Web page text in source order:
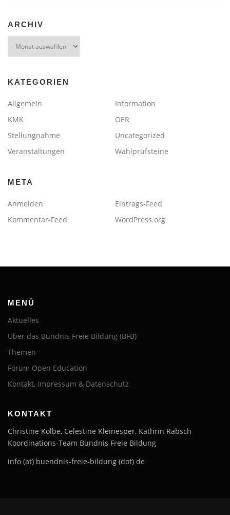
ARCHIV
KATEGORIEN
Allgemein
Information
KMK
OER
Stellungnahme
Uncategorized
Veranstaltungen
Wahlprüfsteine
META
Anmelden
Eintrags-Feed
Kommentar-Feed
WordPress.org
MENÜ
Aktuelles
Über das Bündnis Freie Bildung (BFB)
Themen
Forum Open Education
Kontakt, Impressum & Datenschutz
KONTAKT
Christine Kolbe, Celestine Kleinesper, Kathrin Rabsch
Koordinations-Team Bündnis Freie Bildung
info (at) buendnis-freie-bildung (dot) de